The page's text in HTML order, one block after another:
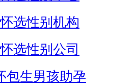
选性别机构
选性别公司
包生男孩助孕